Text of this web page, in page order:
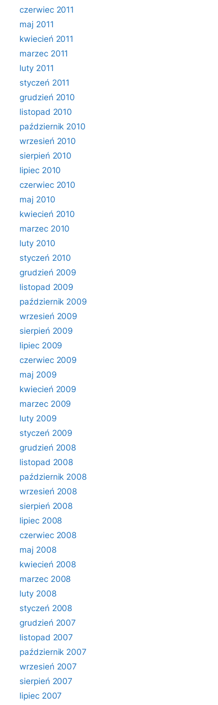
czerwiec 2011
maj 2011
kwiecień 2011
marzec 2011
luty 2011
styczeń 2011
grudzień 2010
listopad 2010
październik 2010
wrzesień 2010
sierpień 2010
lipiec 2010
czerwiec 2010
maj 2010
kwiecień 2010
marzec 2010
luty 2010
styczeń 2010
grudzień 2009
listopad 2009
październik 2009
wrzesień 2009
sierpień 2009
lipiec 2009
czerwiec 2009
maj 2009
kwiecień 2009
marzec 2009
luty 2009
styczeń 2009
grudzień 2008
listopad 2008
październik 2008
wrzesień 2008
sierpień 2008
lipiec 2008
czerwiec 2008
maj 2008
kwiecień 2008
marzec 2008
luty 2008
styczeń 2008
grudzień 2007
listopad 2007
październik 2007
wrzesień 2007
sierpień 2007
lipiec 2007